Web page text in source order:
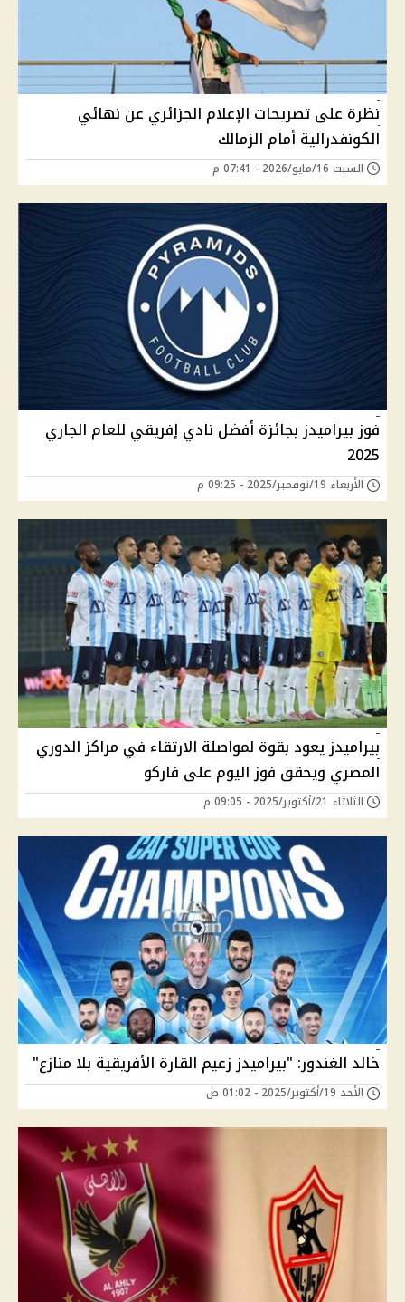
نظرة على تصريحات الإعلام الجزائري عن نهائي
الكونفدرالية أمام الزمالك
السبت 16/مايو/2026 - 07:41 م
فوز بيراميدز بجائزة أفضل نادي إفريقي للعام الجاري
2025
الأربعاء 19/نوفمبر/2025 - 09:25 م
بيراميدز يعود بقوة لمواصلة الارتقاء في مراكز الدوري
المصري ويحقق فوز اليوم على فاركو
الثلاثاء 21/أكتوبر/2025 - 09:05 م
خالد الغندور: "بيراميدز زعيم القارة الأفريقية بلا منازع"
الأحد 19/أكتوبر/2025 - 01:02 ص